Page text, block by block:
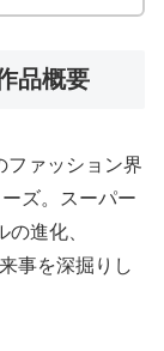
品概要
ファッション界
ズ。スーパー
進化、
事を深掘りし